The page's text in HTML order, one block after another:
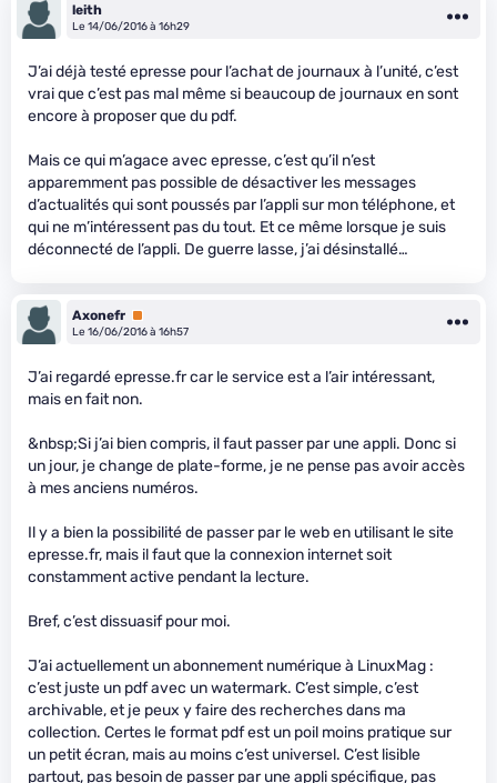
leith
Le 14/06/2016 à 16h29
J’ai déjà testé epresse pour l’achat de journaux à l’unité, c’est
vrai que c’est pas mal même si beaucoup de journaux en sont
encore à proposer que du pdf.
Mais ce qui m’agace avec epresse, c’est qu’il n’est
apparemment pas possible de désactiver les messages
d’actualités qui sont poussés par l’appli sur mon téléphone, et
qui ne m’intéressent pas du tout. Et ce même lorsque je suis
déconnecté de l’appli. De guerre lasse, j’ai désinstallé…
Axonefr Premium
Le 16/06/2016 à 16h57
J’ai regardé epresse.fr car le service est a l’air intéressant,
mais en fait non.
&nbsp;Si j’ai bien compris, il faut passer par une appli. Donc si
un jour, je change de plate-forme, je ne pense pas avoir accès
à mes anciens numéros.
Il y a bien la possibilité de passer par le web en utilisant le site
epresse.fr, mais il faut que la connexion internet soit
constamment active pendant la lecture.
Bref, c’est dissuasif pour moi.
J’ai actuellement un abonnement numérique à LinuxMag :
c’est juste un pdf avec un watermark. C’est simple, c’est
archivable, et je peux y faire des recherches dans ma
collection. Certes le format pdf est un poil moins pratique sur
un petit écran, mais au moins c’est universel. C’est lisible
partout, pas besoin de passer par une appli spécifique, pas